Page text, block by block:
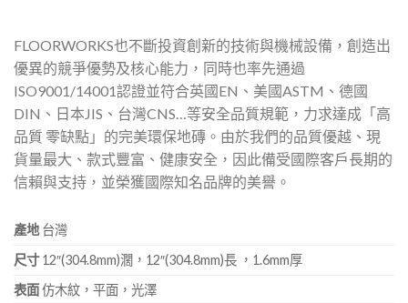
FLOORWORKS也不斷投資創新的技術與機械設備，創造出
優異的競爭優勢及核心能力，同時也率先通過
ISO9001/14001認證並符合英國EN、美國ASTM、德國
DIN、日本JIS、台灣CNS…等安全品質規範，力求達成「高
品質 零缺點」的完美環保地磚。由於我們的品質優越、現
貨量最大、款式豐富、健康安全，因此備受國際客戶長期的
信賴與支持，並榮獲國際知名品牌的美譽。
產地台灣
尺寸12″(304.8mm)濶，12″(304.8mm)長 ，1.6mm厚
表面仿木紋，平面，光澤